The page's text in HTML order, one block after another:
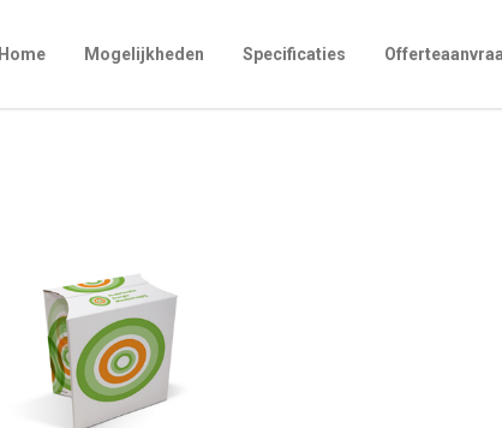
Home Mogelijkheden Specificaties